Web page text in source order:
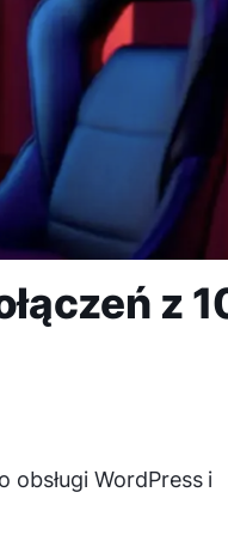
z
WordPress i